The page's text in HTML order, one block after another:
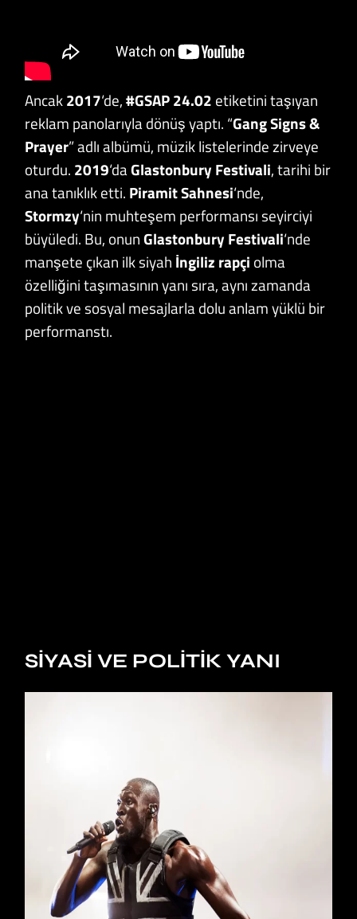
Ancak2017‘de,#GSAP 24.02 etiketini taşıyan
reklam panolarıyla dönüş yaptı. “Gang Signs &
Prayer” adlı albümü, müzik listelerinde zirveye
oturdu. 2019‘daGlastonbury Festivali, tarihi bir
ana tanıklık etti. Piramit Sahnesi‘nde,
Stormzy‘nin muhteşem performansı seyirciyi
büyüledi. Bu, onunGlastonbury Festivali‘nde
manşete çıkan ilk siyah İngiliz rapçi olma
özelliğini taşımasının yanı sıra, aynı zamanda
politik ve sosyal mesajlarla dolu anlam yüklü bir
performanstı.
SIYASI VE POLITIK YANI